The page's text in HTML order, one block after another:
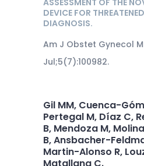
DEVICE FOR
DIAGNOSIS.
Am J Obstet Gynecol
Jul;5(7):100982.
Gil MM, Cuenca-
Pertegal M, Díaz C,
B, Mendoza M,
B, Ansbacher-
Martin-Alonso R,
Matallana C.